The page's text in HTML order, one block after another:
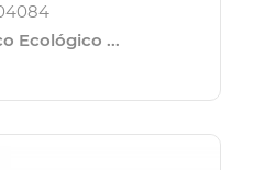
Ecológico ...